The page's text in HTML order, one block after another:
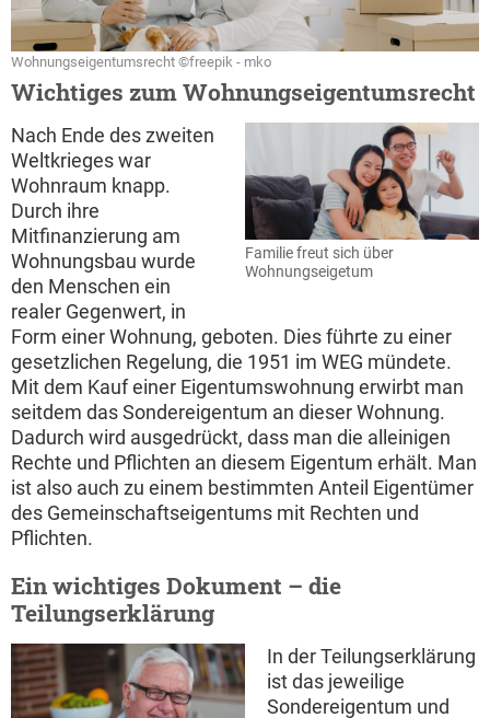
Wohnungseigentumsrecht ©freepik - mko
Wichtiges zum Wohnungseigentumsrecht
Familie freut sich über
Wohnungseigetum
Nach Ende des zweiten
Weltkrieges war
Wohnraum knapp.
Durch ihre
Mitfinanzierung am
Wohnungsbau wurde
den Menschen ein
realer Gegenwert, in
Form einer Wohnung, geboten. Dies führte zu einer
gesetzlichen Regelung, die 1951 im WEG mündete.
Mit dem Kauf einer Eigentumswohnung erwirbt man
seitdem das Sondereigentum an dieser Wohnung.
Dadurch wird ausgedrückt, dass man die alleinigen
Rechte und Pflichten an diesem Eigentum erhält. Man
ist also auch zu einem bestimmten Anteil Eigentümer
des Gemeinschaftseigentums mit Rechten und
Pflichten.
Ein wichtiges Dokument – die
Teilungserklärung
In der Teilungserklärung
ist das jeweilige
Sondereigentum und